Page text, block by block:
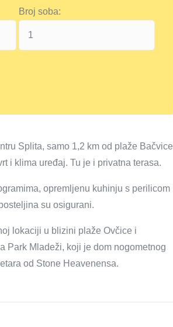
Broj soba:
Splita, samo 1,2 km od plaže Bačvice
i klima uređaj. Tu je i privatna terasa.
opremljenu kuhinju s perilicom
su osigurani.
lokaciji u blizini plaže Ovčice i
Park Mladeži, koji je dom nogometnog
od Stone Heavenensa.